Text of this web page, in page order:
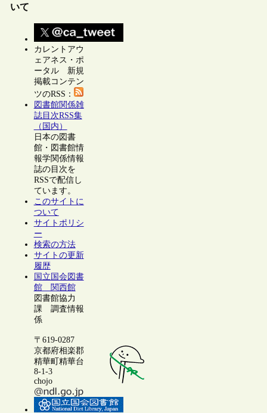
いて
カレントアウ
ェアネス・ポ
ータル 新規
掲載コンテン
ツのRSS：
図書館関係雑
誌目次RSS集
（国内）
日本の図書
館・図書館情
報学関係情報
誌の目次を
RSSで配信し
ています。
このサイトに
ついて
サイトポリシ
ー
検索の方法
サイトの更新
履歴
国立国会図書
館 関西館
図書館協力
課 調査情報
係
〒619-0287
京都府相楽郡
精華町精華台
8-1-3
chojo